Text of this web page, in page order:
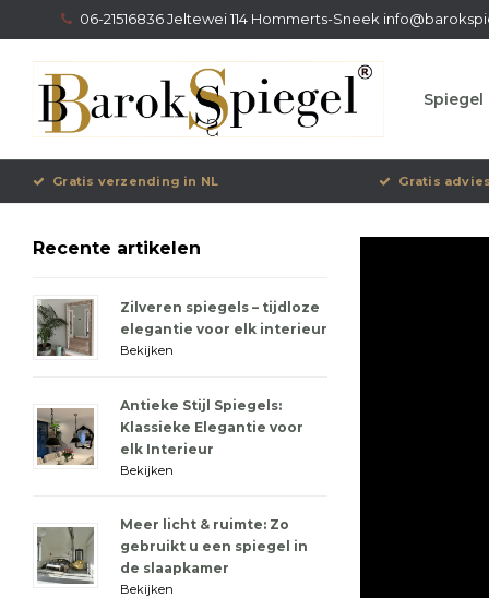
06-21516836 Jeltewei 114 Hommerts-Sneek
Gratis verzending in NL Gratis
Recente artikelen
Zilveren spiegels – tijdloze
elegantie voor elk interieur
Bekijken
Antieke Stijl Spiegels:
Klassieke Elegantie voor
elk Interieur
Bekijken
Meer licht & ruimte: Zo
gebruikt u een spiegel in
de slaapkamer
Bekijken